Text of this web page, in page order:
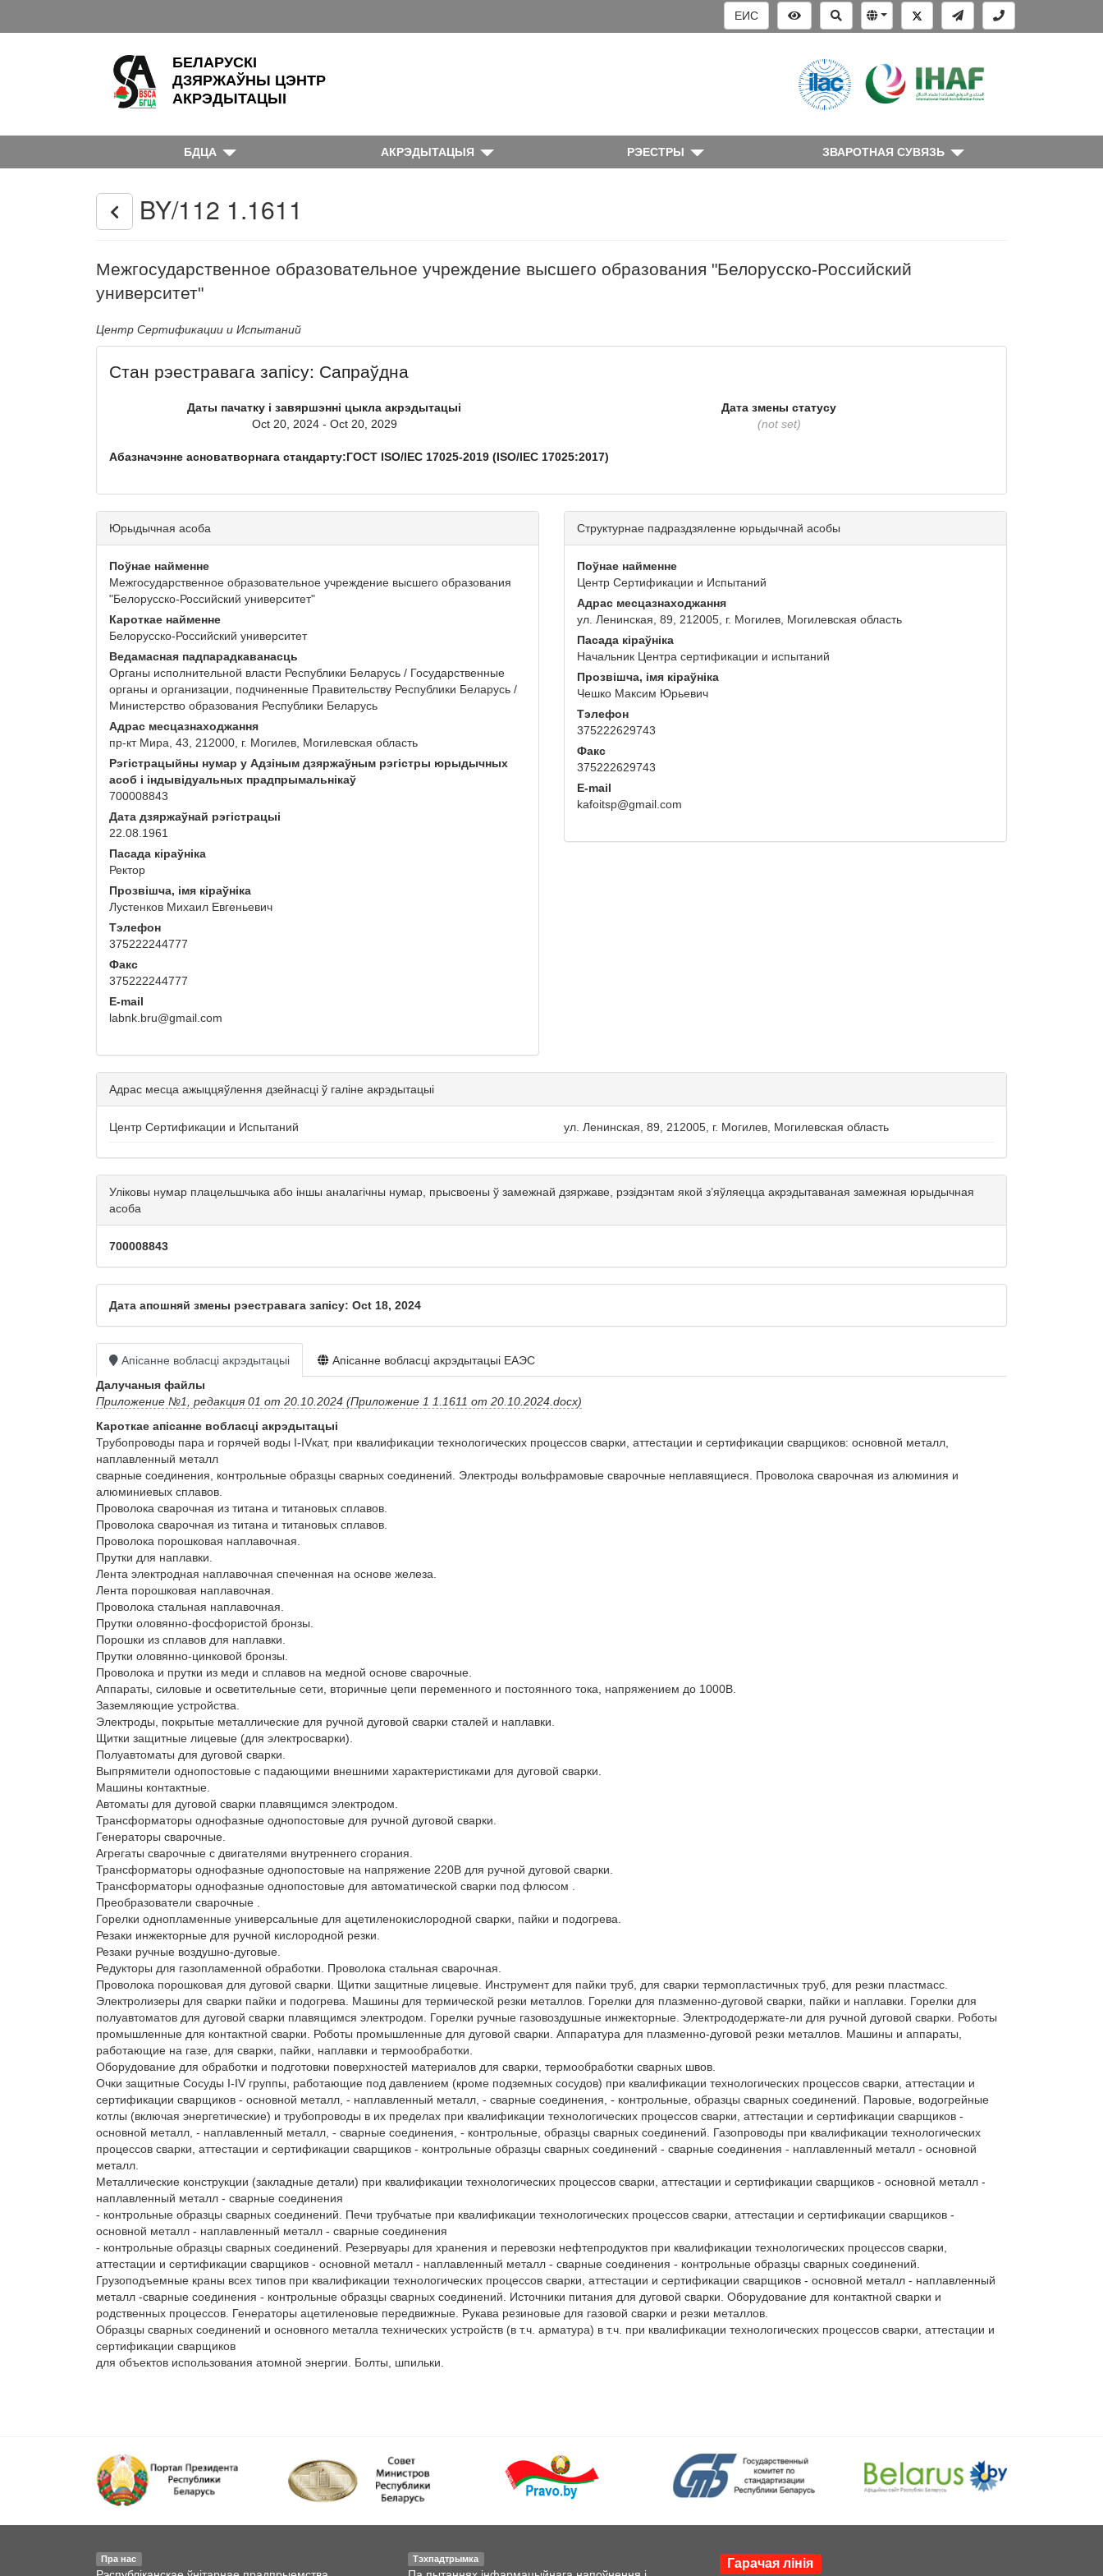
ЕИС
БЕЛАРУСКІ
ДЗЯРЖАЎНЫ ЦЭНТР
АКРЭДЫТАЦЫІ
БДЦА АКРЭДЫТАЦЫЯ РЭЕСТРЫ ЗВАРОТНАЯ СУВЯЗЬ
BY/112 1.1611
Межгосударственное образовательное учреждение высшего образования "Белорусско-Российский
университет"
Центр Сертификации и Испытаний
Стан рэестравага запісу: Сапраўдна
Даты пачатку і завяршэнні цыкла акрэдытацыі
Oct 20, 2024 - Oct 20, 2029
Дата змены статусу
(not set)
Абазначэнне асноватворнага стандарту:ГОСТ ISO/IEC 17025-2019 (ISO/IEC 17025:2017)
Юрыдычная асоба
Поўнае найменне
Межгосударственное образовательное учреждение высшего образования
"Белорусско-Российский университет"
Кароткае найменне
Белорусско-Российский университет
Ведамасная падпарадкаванасць
Органы исполнительной власти Республики Беларусь / Государственные
органы и организации, подчиненные Правительству Республики Беларусь /
Министерство образования Республики Беларусь
Адрас месцазнаходжання
пр-кт Мира, 43, 212000, г. Могилев, Могилевская область
Рэгістрацыйны нумар у Адзіным дзяржаўным рэгістры юрыдычных
асоб і індывідуальных прадпрымальнікаў
700008843
Дата дзяржаўнай рэгістрацыі
22.08.1961
Пасада кіраўніка
Ректор
Прозвішча, імя кіраўніка
Лустенков Михаил Евгеньевич
Тэлефон
375222244777
Факс
375222244777
E-mail
labnk.bru@gmail.com
Структурнае падраздзяленне юрыдычнай асобы
Поўнае найменне
Центр Сертификации и Испытаний
Адрас месцазнаходжання
ул. Ленинская, 89, 212005, г. Могилев, Могилевская область
Пасада кіраўніка
Начальник Центра сертификации и испытаний
Прозвішча, імя кіраўніка
Чешко Максим Юрьевич
Тэлефон
375222629743
Факс
375222629743
E-mail
kafoitsp@gmail.com
Адрас месца ажыццяўлення дзейнасці ў галіне акрэдытацыі
Центр Сертификации и Испытаний ул. Ленинская, 89, 212005, г. Могилев, Могилевская область
Уліковы нумар плацельшчыка або іншы аналагічны нумар, прысвоены ў замежнай дзяржаве, рэзідэнтам якой з’яўляецца акрэдытаваная замежная юрыдычная
асоба
700008843
Дата апошняй змены рэестравага запісу: Oct 18, 2024
Апісанне вобласці акрэдытацыі
Апісанне вобласці акрэдытацыі ЕАЭС
Далучаныя файлы
Приложение №1, редакция 01 от 20.10.2024 (Приложение 1 1.1611 от 20.10.2024.docx)
Кароткае апісанне вобласці акрэдытацыі
Трубопроводы пара и горячей воды I-IVкат, при квалификации технологических процессов сварки, аттестации и сертификации сварщиков: основной металл,
наплавленный металл
сварные соединения, контрольные образцы сварных соединений. Электроды вольфрамовые сварочные неплавящиеся. Проволока сварочная из алюминия и
алюминиевых сплавов.
Проволока сварочная из титана и титановых сплавов.
Проволока сварочная из титана и титановых сплавов.
Проволока порошковая наплавочная.
Прутки для наплавки.
Лента электродная наплавочная спеченная на основе железа.
Лента порошковая наплавочная.
Проволока стальная наплавочная.
Прутки оловянно-фосфористой бронзы.
Порошки из сплавов для наплавки.
Прутки оловянно-цинковой бронзы.
Проволока и прутки из меди и сплавов на медной основе сварочные.
Аппараты, силовые и осветительные сети, вторичные цепи переменного и постоянного тока, напряжением до 1000В.
Заземляющие устройства.
Электроды, покрытые металлические для ручной дуговой сварки сталей и наплавки.
Щитки защитные лицевые (для электросварки).
Полуавтоматы для дуговой сварки.
Выпрямители однопостовые с падающими внешними характеристиками для дуговой сварки.
Машины контактные.
Автоматы для дуговой сварки плавящимся электродом.
Трансформаторы однофазные однопостовые для ручной дуговой сварки.
Генераторы сварочные.
Агрегаты сварочные с двигателями внутреннего сгорания.
Трансформаторы однофазные однопостовые на напряжение 220В для ручной дуговой сварки.
Трансформаторы однофазные однопостовые для автоматической сварки под флюсом .
Преобразователи сварочные .
Горелки однопламенные универсальные для ацетиленокислородной сварки, пайки и подогрева.
Резаки инжекторные для ручной кислородной резки.
Резаки ручные воздушно-дуговые.
Редукторы для газопламенной обработки. Проволока стальная сварочная.
Проволока порошковая для дуговой сварки. Щитки защитные лицевые. Инструмент для пайки труб, для сварки термопластичных труб, для резки пластмасс.
Электролизеры для сварки пайки и подогрева. Машины для термической резки металлов. Горелки для плазменно-дуговой сварки, пайки и наплавки. Горелки для
полуавтоматов для дуговой сварки плавящимся электродом. Горелки ручные газовоздушные инжекторные. Электрододержате-ли для ручной дуговой сварки. Роботы
промышленные для контактной сварки. Роботы промышленные для дуговой сварки. Аппаратура для плазменно-дуговой резки металлов. Машины и аппараты,
работающие на газе, для сварки, пайки, наплавки и термообработки.
Оборудование для обработки и подготовки поверхностей материалов для сварки, термообработки сварных швов.
Очки защитные Сосуды I-IV группы, работающие под давлением (кроме подземных сосудов) при квалификации технологических процессов сварки, аттестации и
сертификации сварщиков - основной металл, - наплавленный металл, - сварные соединения, - контрольные, образцы сварных соединений. Паровые, водогрейные
котлы (включая энергетические) и трубопроводы в их пределах при квалификации технологических процессов сварки, аттестации и сертификации сварщиков -
основной металл, - наплавленный металл, - сварные соединения, - контрольные, образцы сварных соединений. Газопроводы при квалификации технологических
процессов сварки, аттестации и сертификации сварщиков - контрольные образцы сварных соединений - сварные соединения - наплавленный металл - основной
металл.
Металлические конструкции (закладные детали) при квалификации технологических процессов сварки, аттестации и сертификации сварщиков - основной металл -
наплавленный металл - сварные соединения
- контрольные образцы сварных соединений. Печи трубчатые при квалификации технологических процессов сварки, аттестации и сертификации сварщиков -
основной металл - наплавленный металл - сварные соединения
- контрольные образцы сварных соединений. Резервуары для хранения и перевозки нефтепродуктов при квалификации технологических процессов сварки,
аттестации и сертификации сварщиков - основной металл - наплавленный металл - сварные соединения - контрольные образцы сварных соединений.
Грузоподъемные краны всех типов при квалификации технологических процессов сварки, аттестации и сертификации сварщиков - основной металл - наплавленный
металл -сварные соединения - контрольные образцы сварных соединений. Источники питания для дуговой сварки. Оборудование для контактной сварки и
родственных процессов. Генераторы ацетиленовые передвижные. Рукава резиновые для газовой сварки и резки металлов.
Образцы сварных соединений и основного металла технических устройств (в т.ч. арматура) в т.ч. при квалификации технологических процессов сварки, аттестации и
сертификации сварщиков
для объектов использования атомной энергии. Болты, шпильки.
Пра нас Тэхпадтрымка Гарачая лінія